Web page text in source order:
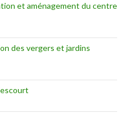
et aménagement du centre
des vergers et jardins